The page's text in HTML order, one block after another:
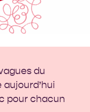
du
aujourd’hui
pour chacun